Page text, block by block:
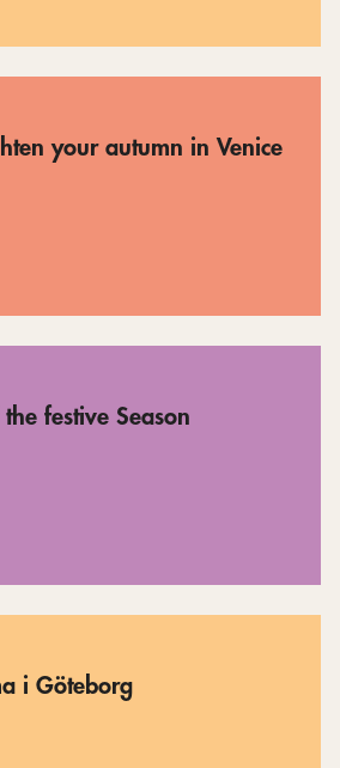
your autumn in Venice
festive Season
i Göteborg